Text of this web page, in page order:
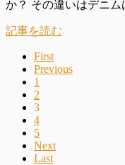
か？ その違いはデニム
記事を読む
First
Previous
1
2
3
4
5
Next
Last